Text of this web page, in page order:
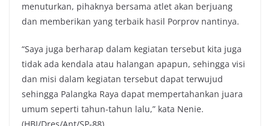
menuturkan, pihaknya bersama atlet akan berjuang
dan memberikan yang terbaik hasil Porprov nantinya.
“Saya juga berharap dalam kegiatan tersebut kita juga
tidak ada kendala atau halangan apapun, sehingga visi
dan misi dalam kegiatan tersebut dapat terwujud
sehingga Palangka Raya dapat mempertahankan juara
umum seperti tahun-tahun lalu,” kata Nenie.